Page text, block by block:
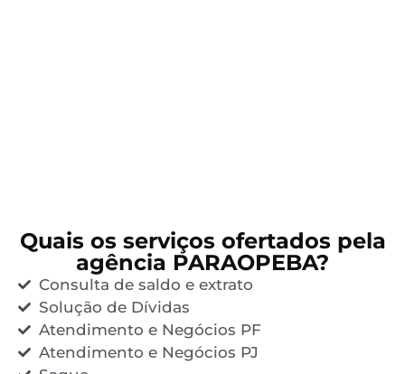
Quais os serviços ofertados pela
agência PARAOPEBA?
Consulta de saldo e extrato
Solução de Dívidas
Atendimento e Negócios PF
Atendimento e Negócios PJ